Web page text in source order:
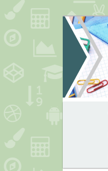
Перейти
к
основному
содержимому